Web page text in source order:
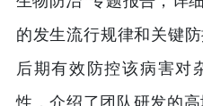
的发生流行规律和关键
后期有效防控该病害对